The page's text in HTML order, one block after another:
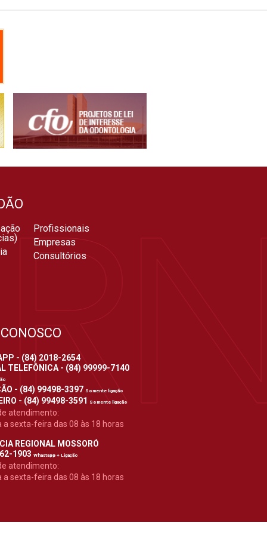
Profissionais
Empresas
Consultórios
- (84) 2018-2654
TELEFÔNICA - (84) 99999-7140
- (84) 99498-3397 Somente ligação
- (84) 99498-3591 Somente ligação
atendimento:
a sexta-feira das 08 às 18 horas
REGIONAL MOSSORÓ
1903 Whastapp + Ligação
atendimento:
a sexta-feira das 08 às 18 horas